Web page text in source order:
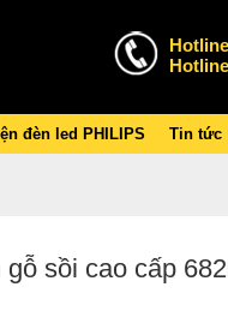
đèn led PHILIPS Tin tức
sồi cao cấp